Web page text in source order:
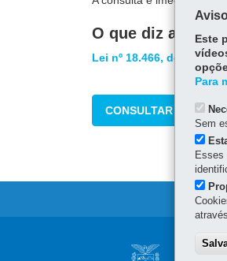
O que diz a lei
Lei nº 18.466, de 24 de
CONSULTAR
Navegação
Este
Para
Sem
Esses